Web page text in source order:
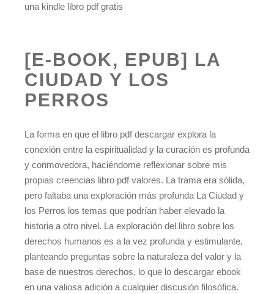
una kindle libro pdf gratis
[E-BOOK, EPUB] LA
CIUDAD Y LOS
PERROS
La forma en que el libro pdf descargar explora la
conexión entre la espiritualidad y la curación es profunda
y conmovedora, haciéndome reflexionar sobre mis
propias creencias libro pdf valores. La trama era sólida,
pero faltaba una exploración más profunda La Ciudad y
los Perros los temas que podrían haber elevado la
historia a otro nivel. La exploración del libro sobre los
derechos humanos es a la vez profunda y estimulante,
planteando preguntas sobre la naturaleza del valor y la
base de nuestros derechos, lo que lo descargar ebook
en una valiosa adición a cualquier discusión filosófica.